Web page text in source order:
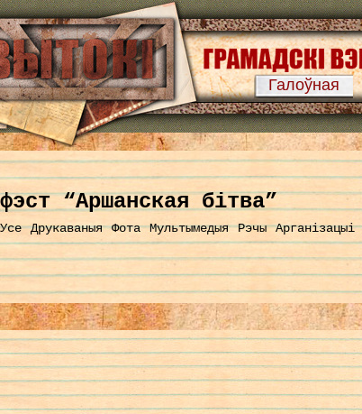
Галоўная
фэст “Аршанская бітва”
Усе Друкаваныя Фота Мультымедыя Рэчы Арганізацыі